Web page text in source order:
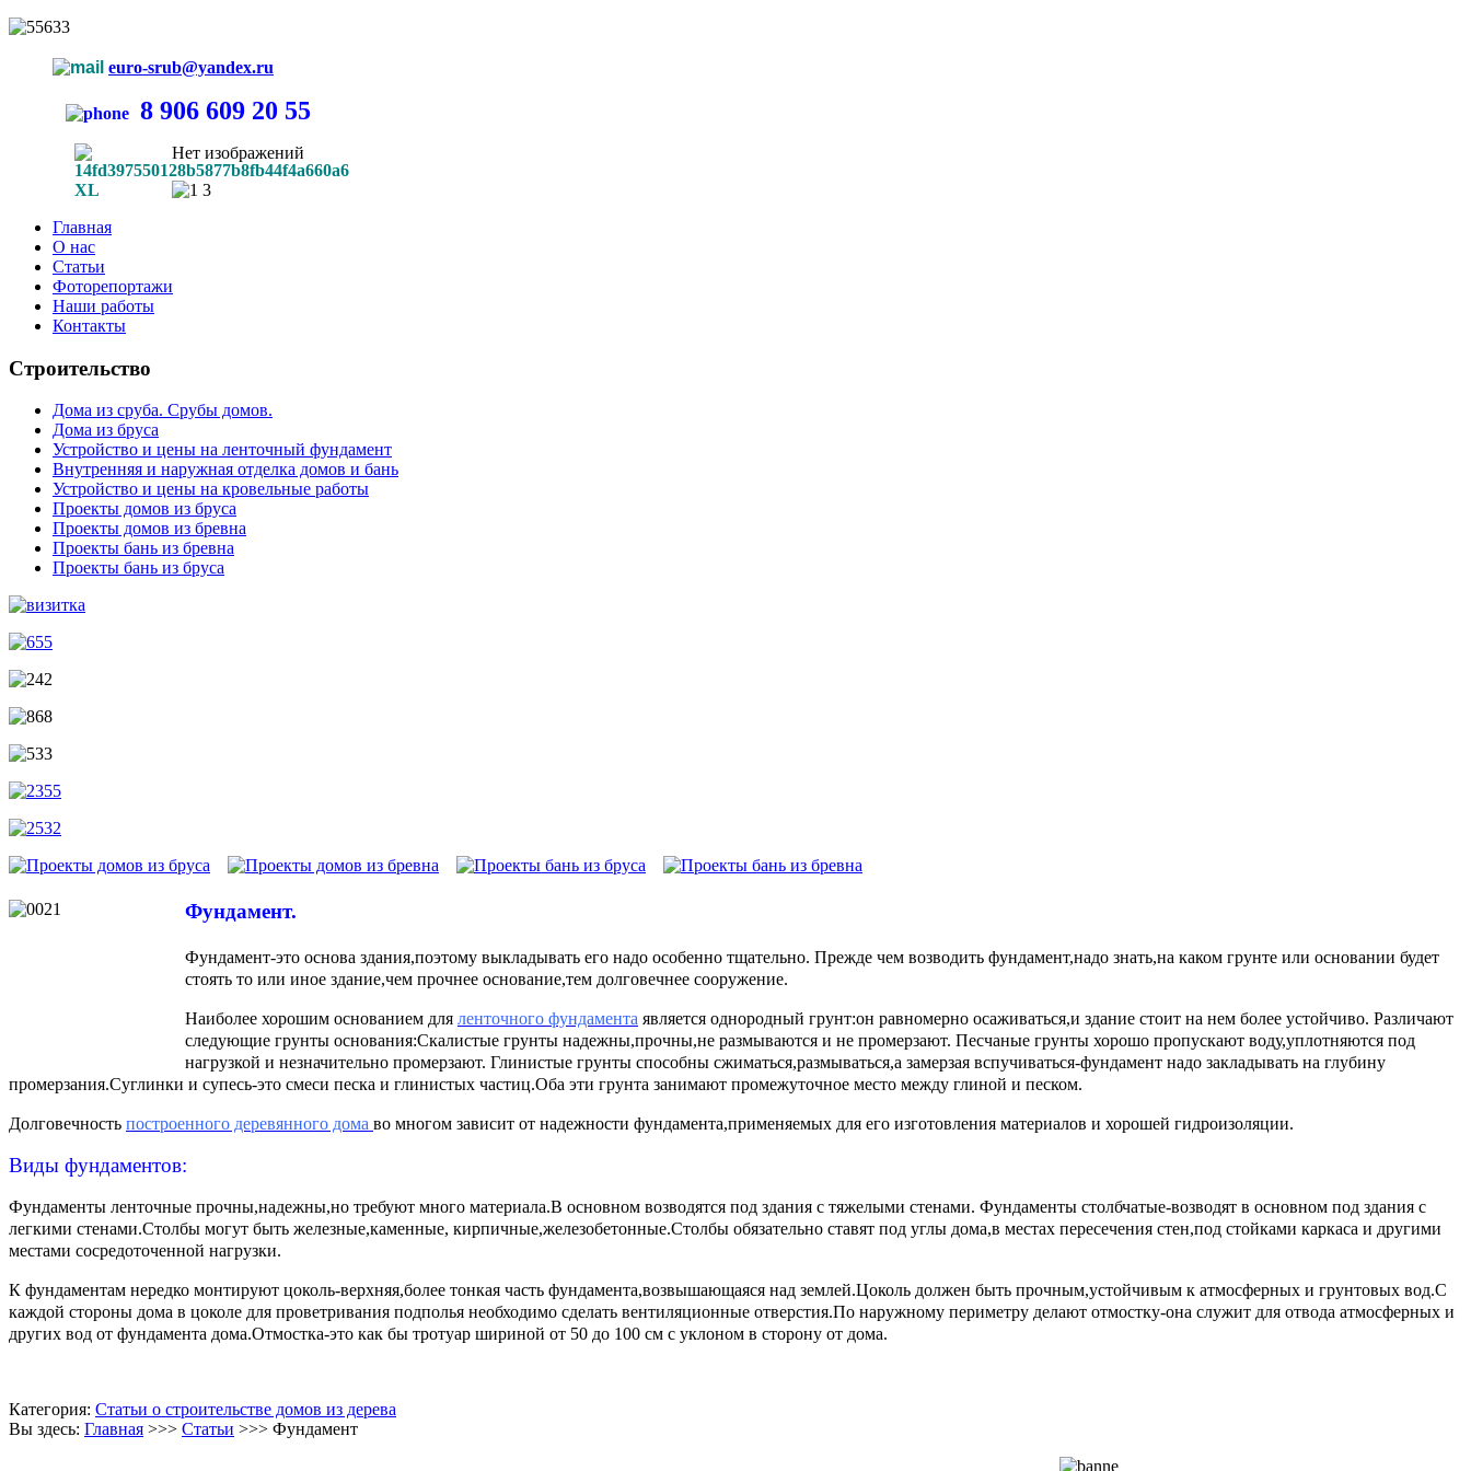
euro-srub@yandex.ru
8 906 609 20 55
Нет изображений
Главная
О нас
Статьи
Фоторепортажи
Наши работы
Контакты
Строительство
Дома из сруба. Срубы домов.
Дома из бруса
Устройство и цены на ленточный фундамент
Внутренняя и наружная отделка домов и бань
Устройство и цены на кровельные работы
Проекты домов из бруса
Проекты домов из бревна
Проекты бань из бревна
Проекты бань из бруса
Фундамент.
Фундамент-это основа здания,поэтому выкладывать его надо особенно тщательно. Прежде чем возводить фундамент,надо знать,на каком грунте или основании будет
стоять то или иное здание,чем прочнее основание,тем долговечнее сооружение.
Наиболее хорошим основанием для ленточного фундамента является однородный грунт:он равномерно осаживаться,и здание стоит на нем более устойчиво. Различают
следующие грунты основания:Скалистые грунты надежны,прочны,не размываются и не промерзают. Песчаные грунты хорошо пропускают воду,уплотняются под
нагрузкой и незначительно промерзают. Глинистые грунты способны сжиматься,размываться,а замерзая вспучиваться-фундамент надо закладывать на глубину
промерзания.Суглинки и супесь-это смеси песка и глинистых частиц.Оба эти грунта занимают промежуточное место между глиной и песком.
Долговечность построенного деревянного дома во многом зависит от надежности фундамента,применяемых для его изготовления материалов и хорошей гидроизоляции.
Виды фундаментов:
Фундаменты ленточные прочны,надежны,но требуют много материала.В основном возводятся под здания с тяжелыми стенами. Фундаменты столбчатые-возводят в основном под здания с
легкими стенами.Столбы могут быть железные,каменные, кирпичные,железобетонные.Столбы обязательно ставят под углы дома,в местах пересечения стен,под стойками каркаса и другими
местами сосредоточенной нагрузки.
К фундаментам нередко монтируют цоколь-верхняя,более тонкая часть фундамента,возвышающаяся над землей.Цоколь должен быть прочным,устойчивым к атмосферных и грунтовых вод.С
каждой стороны дома в цоколе для проветривания подполья необходимо сделать вентиляционные отверстия.По наружному периметру делают отмостку-она служит для отвода атмосферных и
других вод от фундамента дома.Отмостка-это как бы тротуар шириной от 50 до 100 см с уклоном в сторону от дома.
Категория: Статьи о строительстве домов из дерева
Вы здесь: Главная >>> Статьи >>> Фундамент